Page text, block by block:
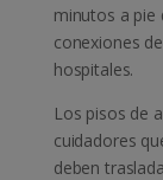
minutos a pie
conexiones
hospitales.
Los pisos de
cuidadores
deben